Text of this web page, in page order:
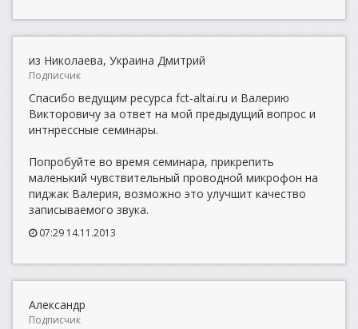
из Николаева, Украина Дмитрий
Подписчик
Спасибо ведущим ресурса fct-altai.ru и Валерию
Викторовичу за ответ на мой предыдущий вопрос и
интнрессные семинары.
Попробуйте во время семинара, прикрепить
маленький чувствительный проводной микрофон на
пиджак Валерия, возможно это улучшит качество
записываемого звука.
07:29 14.11.2013
Александр
Подписчик